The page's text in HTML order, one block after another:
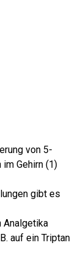
von 5-
Gehirn (1)
gibt es
Analgetika
auf ein Triptan